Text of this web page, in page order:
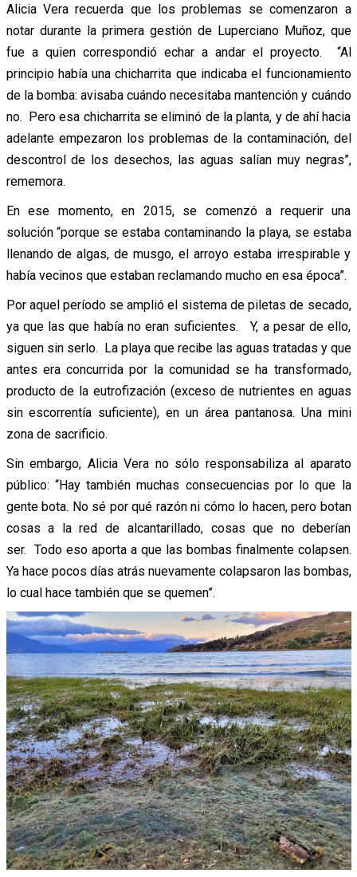
Alicia Vera recuerda que los problemas se comenzaron a
notar durante la primera gestión de Luperciano Muñoz, que
fue a quien correspondió echar a andar el proyecto. “Al
principio había una chicharrita que indicaba el funcionamiento
de la bomba: avisaba cuándo necesitaba mantención y cuándo
no. Pero esa chicharrita se eliminó de la planta, y de ahí hacia
adelante empezaron los problemas de la contaminación, del
descontrol de los desechos, las aguas salían muy negras”,
rememora.
En ese momento, en 2015, se comenzó a requerir una
solución “porque se estaba contaminando la playa, se estaba
llenando de algas, de musgo, el arroyo estaba irrespirable y
había vecinos que estaban reclamando mucho en esa época”.
Por aquel período se amplió el sistema de piletas de secado,
ya que las que había no eran suficientes. Y, a pesar de ello,
siguen sin serlo. La playa que recibe las aguas tratadas y que
antes era concurrida por la comunidad se ha transformado,
producto de la eutrofización (exceso de nutrientes en aguas
sin escorrentía suficiente), en un área pantanosa. Una mini
zona de sacrificio.
Sin embargo, Alicia Vera no sólo responsabiliza al aparato
público: “Hay también muchas consecuencias por lo que la
gente bota. No sé por qué razón ni cómo lo hacen, pero botan
cosas a la red de alcantarillado, cosas que no deberían
ser. Todo eso aporta a que las bombas finalmente colapsen.
Ya hace pocos días atrás nuevamente colapsaron las bombas,
lo cual hace también que se quemen”.